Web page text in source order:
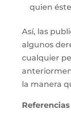
quien
Así, las
algunos
cualquier
la manera